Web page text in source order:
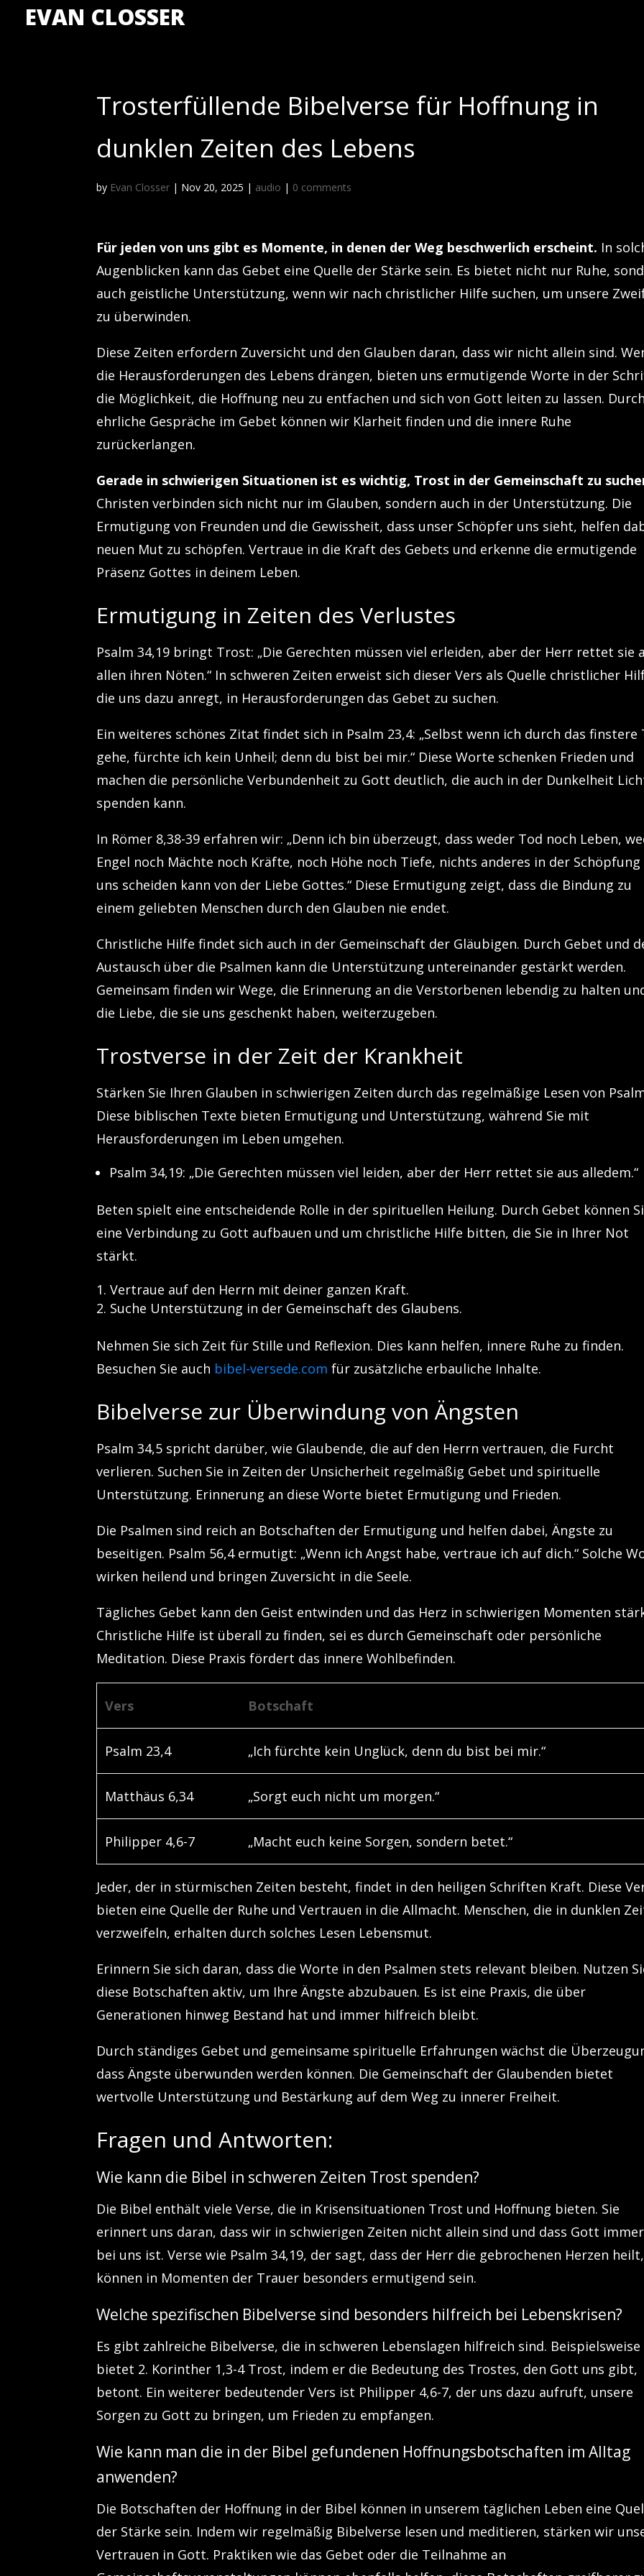
EVAN CLOSSER
Trosterfüllende Bibelverse für Hoffnung in
dunklen Zeiten des Lebens
by Evan Closser | Nov 20, 2025 | audio | 0 comments
Für jeden von uns gibt es Momente, in denen der Weg beschwerlich erscheint. In
Augenblicken kann das Gebet eine Quelle der Stärke sein. Es bietet nicht nur Ruhe,
auch geistliche Unterstützung, wenn wir nach christlicher Hilfe suchen, um unsere
zu überwinden.
Diese Zeiten erfordern Zuversicht und den Glauben daran, dass wir nicht allein sind.
die Herausforderungen des Lebens drängen, bieten uns ermutigende Worte in der
die Möglichkeit, die Hoffnung neu zu entfachen und sich von Gott leiten zu lassen.
ehrliche Gespräche im Gebet können wir Klarheit finden und die innere Ruhe
zurückerlangen.
Gerade in schwierigen Situationen ist es wichtig, Trost in der Gemeinschaft zu
Christen verbinden sich nicht nur im Glauben, sondern auch in der Unterstützung. Die
Ermutigung von Freunden und die Gewissheit, dass unser Schöpfer uns sieht, helfen
neuen Mut zu schöpfen. Vertraue in die Kraft des Gebets und erkenne die ermutigende
Präsenz Gottes in deinem Leben.
Ermutigung in Zeiten des Verlustes
Psalm 34,19 bringt Trost: „Die Gerechten müssen viel erleiden, aber der Herr rettet sie
allen ihren Nöten.“ In schweren Zeiten erweist sich dieser Vers als Quelle christlicher
die uns dazu anregt, in Herausforderungen das Gebet zu suchen.
Ein weiteres schönes Zitat findet sich in Psalm 23,4: „Selbst wenn ich durch das finstere
gehe, fürchte ich kein Unheil; denn du bist bei mir.“ Diese Worte schenken Frieden und
machen die persönliche Verbundenheit zu Gott deutlich, die auch in der Dunkelheit
spenden kann.
In Römer 8,38-39 erfahren wir: „Denn ich bin überzeugt, dass weder Tod noch Leben,
Engel noch Mächte noch Kräfte, noch Höhe noch Tiefe, nichts anderes in der Schöpfung
uns scheiden kann von der Liebe Gottes.“ Diese Ermutigung zeigt, dass die Bindung zu
einem geliebten Menschen durch den Glauben nie endet.
Christliche Hilfe findet sich auch in der Gemeinschaft der Gläubigen. Durch Gebet und
Austausch über die Psalmen kann die Unterstützung untereinander gestärkt werden.
Gemeinsam finden wir Wege, die Erinnerung an die Verstorbenen lebendig zu halten
die Liebe, die sie uns geschenkt haben, weiterzugeben.
Trostverse in der Zeit der Krankheit
Stärken Sie Ihren Glauben in schwierigen Zeiten durch das regelmäßige Lesen von
Diese biblischen Texte bieten Ermutigung und Unterstützung, während Sie mit
Herausforderungen im Leben umgehen.
Psalm 34,19: „Die Gerechten müssen viel leiden, aber der Herr rettet sie aus alledem.“
Beten spielt eine entscheidende Rolle in der spirituellen Heilung. Durch Gebet können
eine Verbindung zu Gott aufbauen und um christliche Hilfe bitten, die Sie in Ihrer Not
stärkt.
Vertraue auf den Herrn mit deiner ganzen Kraft.
Suche Unterstützung in der Gemeinschaft des Glaubens.
Nehmen Sie sich Zeit für Stille und Reflexion. Dies kann helfen, innere Ruhe zu finden.
Besuchen Sie auch bibel-versede.com für zusätzliche erbauliche Inhalte.
Bibelverse zur Überwindung von Ängsten
Psalm 34,5 spricht darüber, wie Glaubende, die auf den Herrn vertrauen, die Furcht
verlieren. Suchen Sie in Zeiten der Unsicherheit regelmäßig Gebet und spirituelle
Unterstützung. Erinnerung an diese Worte bietet Ermutigung und Frieden.
Die Psalmen sind reich an Botschaften der Ermutigung und helfen dabei, Ängste zu
beseitigen. Psalm 56,4 ermutigt: „Wenn ich Angst habe, vertraue ich auf dich.“ Solche
wirken heilend und bringen Zuversicht in die Seele.
Tägliches Gebet kann den Geist entwinden und das Herz in schwierigen Momenten
Christliche Hilfe ist überall zu finden, sei es durch Gemeinschaft oder persönliche
Meditation. Diese Praxis fördert das innere Wohlbefinden.
Vers Botschaft
Psalm 23,4 „Ich fürchte kein Unglück, denn du bist bei mir.“
Matthäus 6,34 „Sorgt euch nicht um morgen.“
Philipper 4,6-7 „Macht euch keine Sorgen, sondern betet.“
Jeder, der in stürmischen Zeiten besteht, findet in den heiligen Schriften Kraft. Diese
bieten eine Quelle der Ruhe und Vertrauen in die Allmacht. Menschen, die in dunklen
verzweifeln, erhalten durch solches Lesen Lebensmut.
Erinnern Sie sich daran, dass die Worte in den Psalmen stets relevant bleiben. Nutzen
diese Botschaften aktiv, um Ihre Ängste abzubauen. Es ist eine Praxis, die über
Generationen hinweg Bestand hat und immer hilfreich bleibt.
Durch ständiges Gebet und gemeinsame spirituelle Erfahrungen wächst die
dass Ängste überwunden werden können. Die Gemeinschaft der Glaubenden bietet
wertvolle Unterstützung und Bestärkung auf dem Weg zu innerer Freiheit.
Fragen und Antworten:
Wie kann die Bibel in schweren Zeiten Trost spenden?
Die Bibel enthält viele Verse, die in Krisensituationen Trost und Hoffnung bieten. Sie
erinnert uns daran, dass wir in schwierigen Zeiten nicht allein sind und dass Gott immer
bei uns ist. Verse wie Psalm 34,19, der sagt, dass der Herr die gebrochenen Herzen heilt,
können in Momenten der Trauer besonders ermutigend sein.
Welche spezifischen Bibelverse sind besonders hilfreich bei Lebenskrisen?
Es gibt zahlreiche Bibelverse, die in schweren Lebenslagen hilfreich sind. Beispielsweise
bietet 2. Korinther 1,3-4 Trost, indem er die Bedeutung des Trostes, den Gott uns gibt,
betont. Ein weiterer bedeutender Vers ist Philipper 4,6-7, der uns dazu aufruft, unsere
Sorgen zu Gott zu bringen, um Frieden zu empfangen.
Wie kann man die in der Bibel gefundenen Hoffnungsbotschaften im Alltag
anwenden?
Die Botschaften der Hoffnung in der Bibel können in unserem täglichen Leben eine
der Stärke sein. Indem wir regelmäßig Bibelverse lesen und meditieren, stärken wir
Vertrauen in Gott. Praktiken wie das Gebet oder die Teilnahme an